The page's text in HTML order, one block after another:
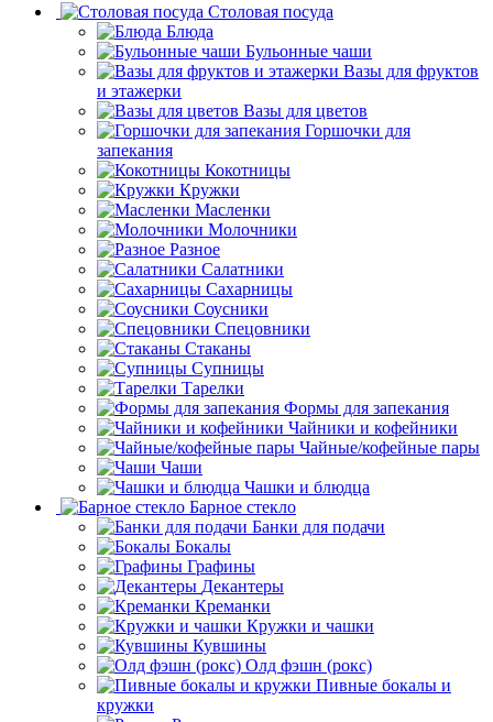
Столовая посуда
Блюда
Бульонные чаши
Вазы для фруктов
и этажерки
Вазы для цветов
Горшочки для
запекания
Кокотницы
Кружки
Масленки
Молочники
Разное
Салатники
Сахарницы
Соусники
Спецовники
Стаканы
Супницы
Тарелки
Формы для запекания
Чайники и кофейники
Чайные/кофейные пары
Чаши
Чашки и блюдца
Барное стекло
Банки для подачи
Бокалы
Графины
Декантеры
Креманки
Кружки и чашки
Кувшины
Олд фэшн (рокс)
Пивные бокалы и
кружки